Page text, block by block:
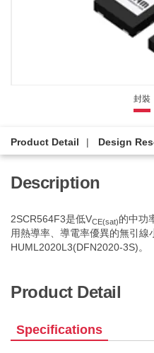
封裝
Product Detail Design
Description
2SCR564F3是低VCE(sat)的中功
用熱導率、導電率優異的無引線
HUML2020L3(DFN2020-3S)。
Product Detail
Specifications